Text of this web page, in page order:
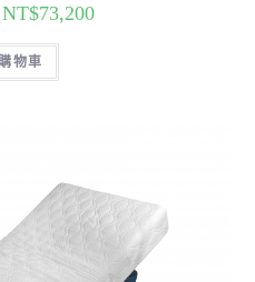
NT$73,200
物車